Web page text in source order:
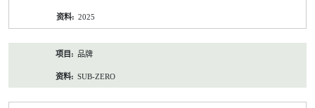
2025
品牌
SUB-ZERO